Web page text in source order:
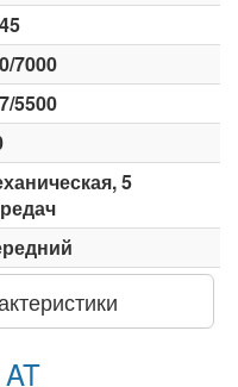
7000
5500
5